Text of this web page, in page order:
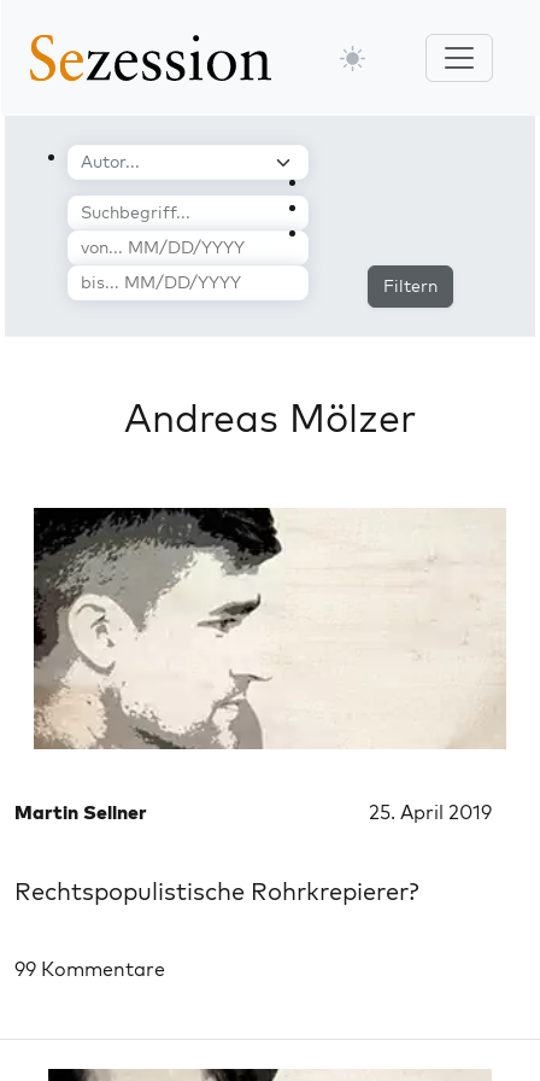
Filtern
Andreas Mölzer
Martin Sellner 25. April 2019
Rechtspopulistische Rohrkrepierer?
99 Kommentare